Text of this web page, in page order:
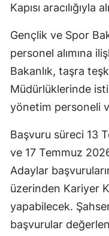
Kapısı aracılığıyla
Gençlik ve Spor
personel alımına
Bakanlık, taşra
Müdürlüklerinde
yönetim personeli
Başvuru süreci 13
ve 17 Temmuz
Adaylar
üzerinden Kariyer
yapabilecek.
başvurular